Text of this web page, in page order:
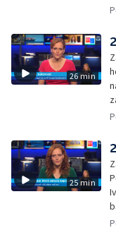
26 min
25 min